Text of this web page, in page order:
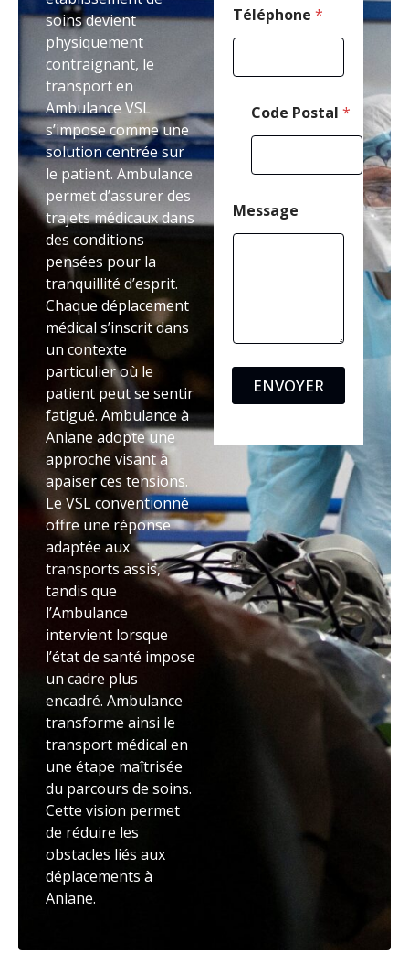
soins devient
physiquement
contraignant, le
transport en
Ambulance VSL
s’impose comme une
solution centrée sur
le patient. Ambulance
permet d’assurer des
trajets médicaux dans
des conditions
pensées pour la
tranquillité d’esprit.
Chaque déplacement
médical s’inscrit dans
un contexte
particulier où le
patient peut se sentir
fatigué. Ambulance à
Aniane adopte une
approche visant à
apaiser ces tensions.
Le VSL conventionné
offre une réponse
adaptée aux
transports assis,
tandis que
l’Ambulance
intervient lorsque
l’état de santé impose
un cadre plus
encadré. Ambulance
transforme ainsi le
transport médical en
une étape maîtrisée
du parcours de soins.
Cette vision permet
de réduire les
obstacles liés aux
déplacements à
Aniane.
C
o
Téléphone *
Code Postal *
Message
ENVOYER